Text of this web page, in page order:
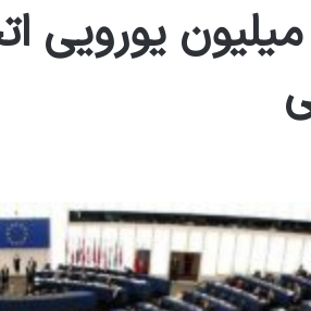
کمک ۴۴ میلیون